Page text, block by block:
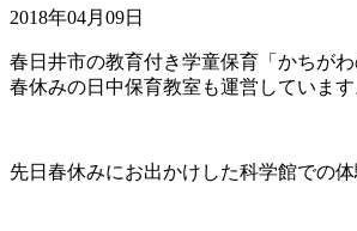
2018年04月09日
春日井市の教育付き学童保育「かちが
春休みの日中保育教室も運営しています
先日春休みにお出かけした科学館での